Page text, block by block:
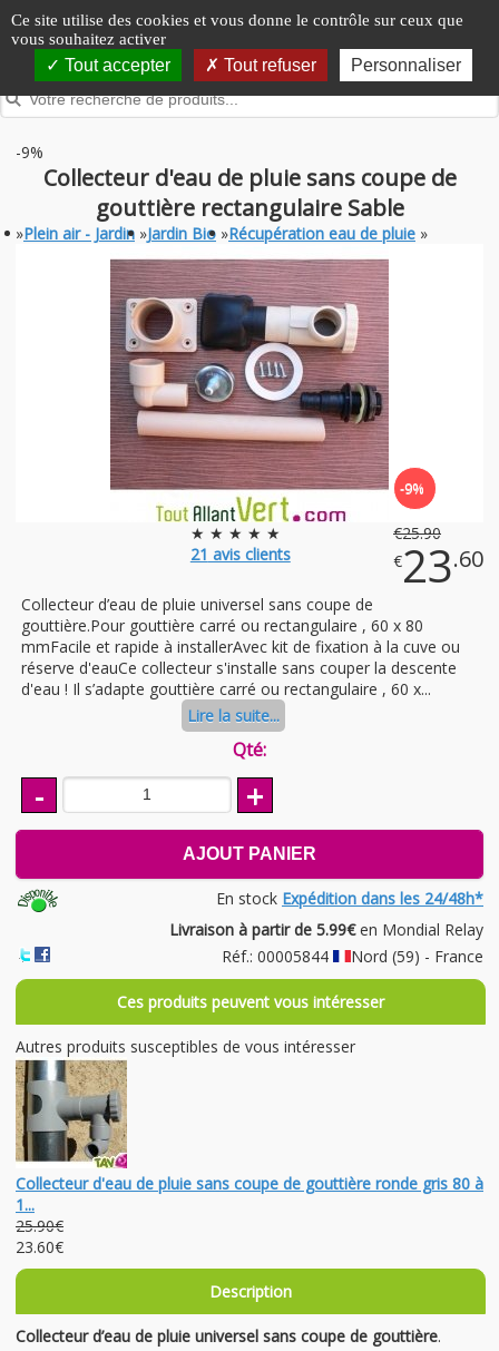
Panneau de gestion des cookies
Ce site utilise des cookies et vous donne le contrôle sur ceux que
vous souhaitez activer
Tout accepter Tout refuser Personnaliser
-9%
Collecteur d'eau de pluie sans coupe de
gouttière rectangulaire Sable
»Plein air - Jardin »Jardin Bio »Récupération eau de pluie »
★ ★ ★ ★ ★
21 avis clients
-9%
€25.90
€23.60
Collecteur d’eau de pluie universel sans coupe de
gouttière.Pour gouttière carré ou rectangulaire , 60 x 80
mmFacile et rapide à installerAvec kit de fixation à la cuve ou
réserve d'eauCe collecteur s'installe sans couper la descente
d'eau ! Il s’adapte gouttière carré ou rectangulaire , 60 x...
Lire la suite...
Qté:
- +
AJOUT PANIER
En stock Expédition dans les 24/48h*
Livraison à partir de 5.99€en Mondial Relay
Réf.: 00005844
Nord (59) - France
Ces produits peuvent vous intéresser
Autres produits susceptibles de vous intéresser
Collecteur d'eau de pluie sans coupe de gouttière ronde gris 80 à
1...
25.90€
23.60€
Description
Collecteur d’eau de pluie universel sans coupe de gouttière.